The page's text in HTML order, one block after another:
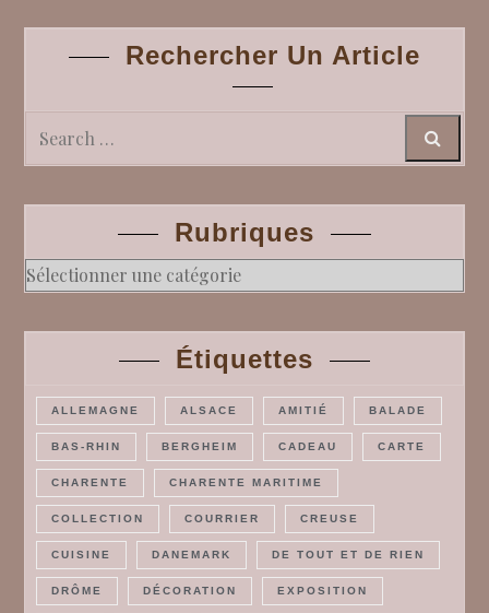
Rechercher Un Article
Rubriques
Rubriques
Étiquettes
ALLEMAGNE ALSACE AMITIÉ BALADE
BAS-RHIN BERGHEIM CADEAU CARTE
CHARENTE CHARENTE MARITIME
COLLECTION COURRIER CREUSE
CUISINE DANEMARK DE TOUT ET DE RIEN
DRÔME DÉCORATION EXPOSITION